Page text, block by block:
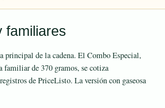
familiares
principal de la cadena. El Combo Especial,
familiar de 370 gramos, se cotiza
de PriceListo. La versión con gaseosa